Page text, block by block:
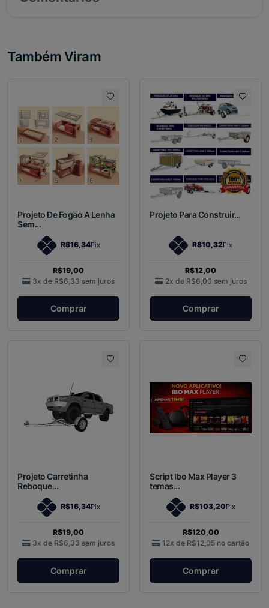
Também Viram
Projeto De Fogão A Lenha
Sem...
R$16,34Pix
R$19,00
3x de R$6,33 sem juros
Comprar
Projeto Para Construir...
R$10,32Pix
R$12,00
2x de R$6,00 sem juros
Comprar
Projeto Carretinha
Reboque...
R$16,34Pix
R$19,00
3x de R$6,33 sem juros
Comprar
Script Ibo Max Player 3
temas...
R$103,20Pix
R$120,00
12x de R$12,05 no cartão
Comprar